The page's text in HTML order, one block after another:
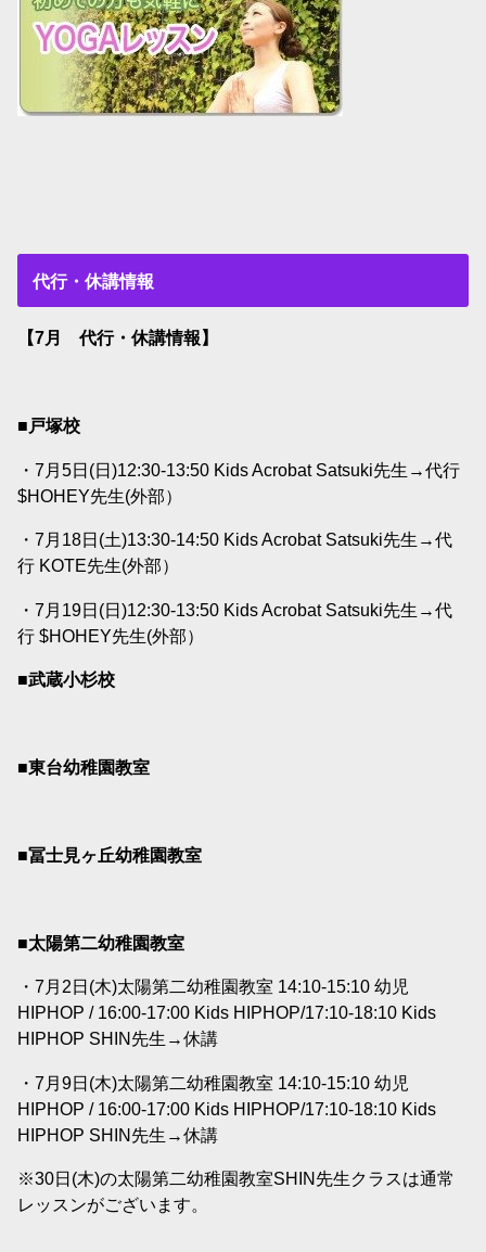
代行・休講情報
【7月 代行・休講情報】
■戸塚校
・7月5日(日)12:30-13:50 Kids Acrobat Satsuki先生→代行
$HOHEY先生(外部）
・7月18日(土)13:30-14:50 Kids Acrobat Satsuki先生→代
行 KOTE先生(外部）
・7月19日(日)12:30-13:50 Kids Acrobat Satsuki先生→代
行 $HOHEY先生(外部）
■武蔵小杉校
■東台幼稚園教室
■冨士見ヶ丘幼稚園教室
■太陽第二幼稚園教室
・7月2日(木)太陽第二幼稚園教室 14:10-15:10 幼児
HIPHOP / 16:00-17:00 Kids HIPHOP/17:10-18:10 Kids
HIPHOP SHIN先生→休講
・7月9日(木)太陽第二幼稚園教室 14:10-15:10 幼児
HIPHOP / 16:00-17:00 Kids HIPHOP/17:10-18:10 Kids
HIPHOP SHIN先生→休講
※30日(木)の太陽第二幼稚園教室SHIN先生クラスは通常
レッスンがございます。